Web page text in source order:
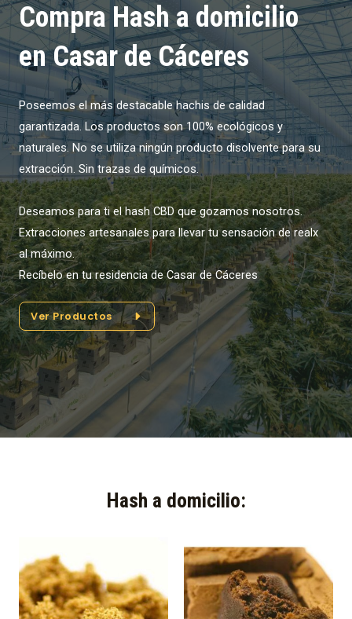
Compra Hash a domicilio
en Casar de Cáceres
Poseemos el más destacable hachis de calidad
garantizada. Los productos son 100% ecológicos y
naturales. No se utiliza ningún producto disolvente para su
extracción. Sin trazas de químicos.
Deseamos para ti el hash CBD que gozamos nosotros.
Extracciones artesanales para llevar tu sensación de realx
al máximo.
Recíbelo en tu residencia de Casar de Cáceres
Ver Productos
Hash a domicilio:​